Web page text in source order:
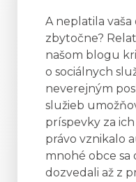
A neplatila
zbytočne?
našom blogu
o sociálnych
neverejným
služieb
príspevky za
právo vznikalo
mnohé obce sa
dozvedali až z